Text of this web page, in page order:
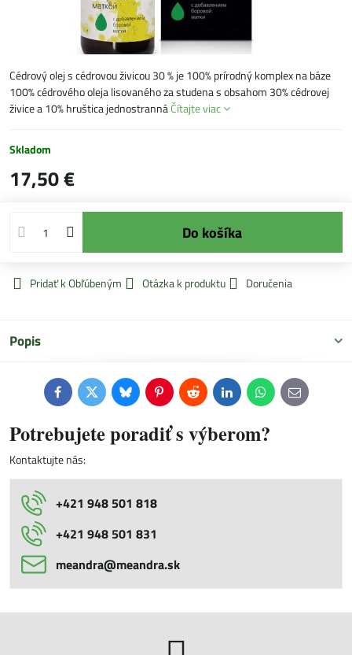
Cédrový olej s cédrovou živicou 30 % je 100% prírodný komplex na báze
100% cédrového oleja lisovaného za studena s obsahom 30% cédrovej
živice a 10% hruštica jednostrannáČítajte viac
Skladom
17,50 €
Do košíka
Pridať k Obľúbeným Otázka k produktu Doručenia
Popis
FacebookTwitterBlueskyPinterestReddit LinkedInWhatsApp
E-
mail
Potrebujete poradiť s výberom?
Kontaktujte nás:
+421 948 501 818
+421 948 501 831
meandra​@meandra​.sk